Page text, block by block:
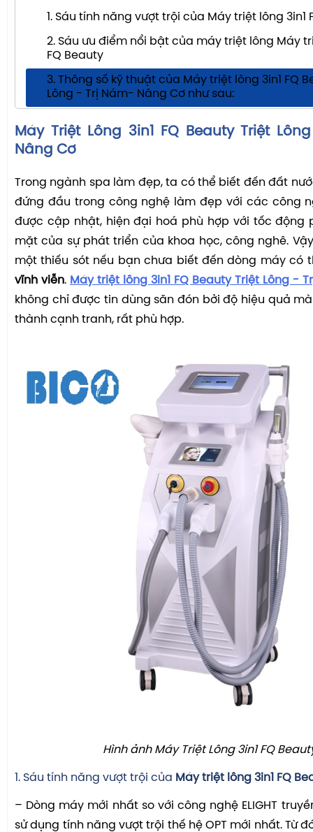
1. Sáu tính năng vượt trội của Máy triệt lông 3in1
2. Sáu ưu điểm nổi bật của máy triệt lông Máy
FQ Beauty
3. Thông số kỹ thuật của Máy triệt lông 3in1 FQ
Lông - Trị Nám- Nâng Cơ như sau:
Máy Triệt Lông 3in1 FQ Beauty Triệt
Nâng Cơ
Trong ngành spa làm đẹp, ta có thể biết đến đất
đứng đầu trong công nghệ làm đẹp với các công
được cập nhật, hiện đại hoá phù hợp với tốc động
mặt của sự phát triển của khoa học,công nghê.
một thiếu sót nếu bạn chưa biết đến dòng máy có
vĩnh viễn. Máy triệt lông 3in1 FQ Beauty Triệt Lông -
không chỉ được tin dùng săn đón bởi độ hiệu quả
thành cạnh tranh, rất phù hợp.
Hình ảnh Máy Triệt Lông 3in1 FQ
1. Sáu tính năng vượt trội của Máy triệt lông 3in1 FQ
– Dòng máy mới nhất so với công nghệ ELIGHT
sử dụng tính năng vượt trội thế hệ OPT mới nhất. Từ